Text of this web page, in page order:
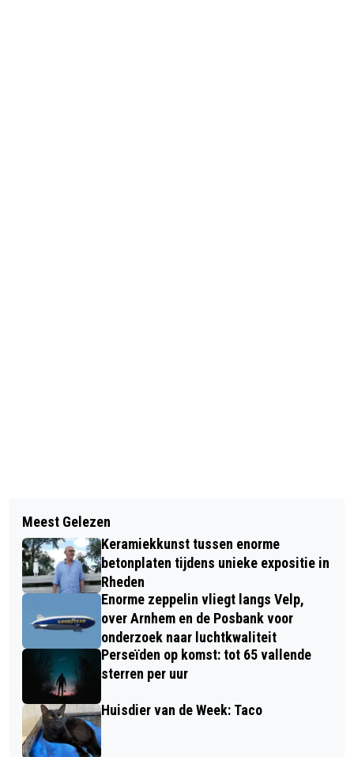
BIBLIOTHEEK DIEREN VERHUIST
TIJDELIJK NAAR WILHELMINAWEG 30
VIERDE MONTMARTRE MARKT VAN
HET SEIZOEN IN HANZESTAD
DOESBURG
Meest Gelezen
Keramiekkunst tussen enorme
betonplaten tijdens unieke expositie in
Rheden
Enorme zeppelin vliegt langs Velp,
over Arnhem en de Posbank voor
onderzoek naar luchtkwaliteit
Perseïden op komst: tot 65 vallende
sterren per uur
Huisdier van de Week: Taco